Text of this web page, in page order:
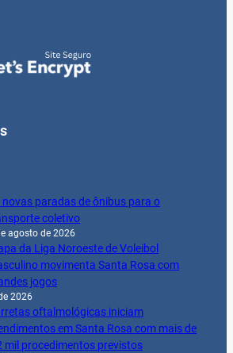
novas paradas de ônibus para o
coletivo
agosto de 2026
da Liga Noroeste de Voleibol
movimenta Santa Rosa com
jogos
2026
oftalmológicas iniciam
em Santa Rosa com mais de
mil procedimentos previstos